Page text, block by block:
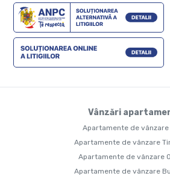
Vânzări
Apartamente de vânzare
Apartamente de vânzare
Apartamente de vânzare
Apartamente de vânzare